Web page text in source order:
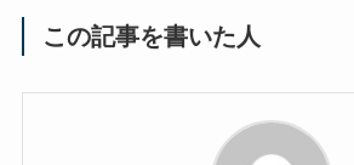
この記事を書いた人